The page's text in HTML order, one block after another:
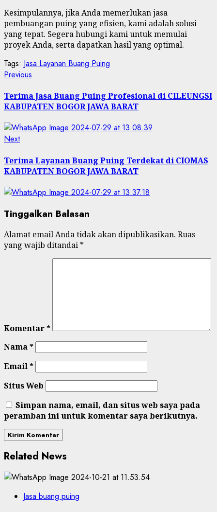
Kesimpulannya, jika Anda memerlukan jasa
pembuangan puing yang efisien, kami adalah solusi
yang tepat. Segera hubungi kami untuk memulai
proyek Anda, serta dapatkan hasil yang optimal.
Tags: Jasa Layanan Buang Puing
Post
navigation
Previous
Terima Jasa Buang Puing Profesional di CILEUNGSI
KABUPATEN BOGOR JAWA BARAT
NextNext
Terima Layanan Buang Puing Terdekat di CIOMAS
KABUPATEN BOGOR JAWA BARAT
Tinggalkan Balasan
Alamat email Anda tidak akan dipublikasikan. Ruas
yang wajib ditandai *
Komentar*
Nama*
Email*
Situs Web
Simpan nama, email, dan situs web saya pada
peramban ini untuk komentar saya berikutnya.
Related News
Jasa buang puing